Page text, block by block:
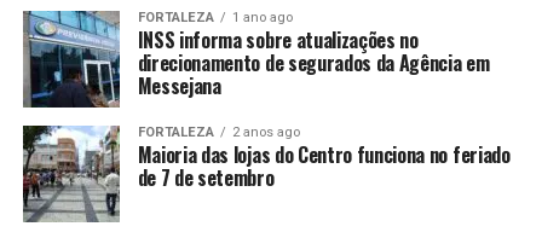
FORTALEZA 1 ano ago
INSS informa sobre atualizações no
direcionamento de segurados da Agência em
Messejana
FORTALEZA 2 anos ago
Maioria das lojas do Centro funciona no feriado
de 7 de setembro